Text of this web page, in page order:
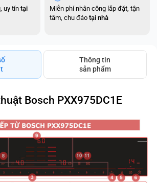
uy tíntại
Miễn phí nhân công lắp đặt, tận
tâm, chu đáotại nhà
Thông tin
sản phẩm
Bosch PXX975DC1E